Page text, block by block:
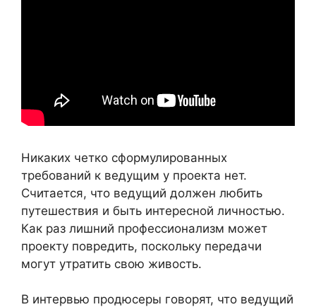
Никаких четко сформулированных
требований к ведущим у проекта нет.
Считается, что ведущий должен любить
путешествия и быть интересной личностью.
Как раз лишний профессионализм может
проекту повредить, поскольку передачи
могут утратить свою живость.
В интервью продюсеры говорят, что ведущий